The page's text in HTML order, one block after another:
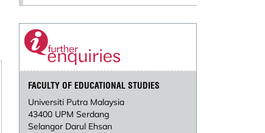
FACULTY OF EDUCATIONAL STUDIES
Universiti Putra Malaysia
43400 UPM Serdang
Selangor Darul Ehsan